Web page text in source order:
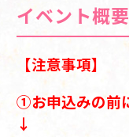
イベント概要
【注意事項】
①お申込みの前
↓